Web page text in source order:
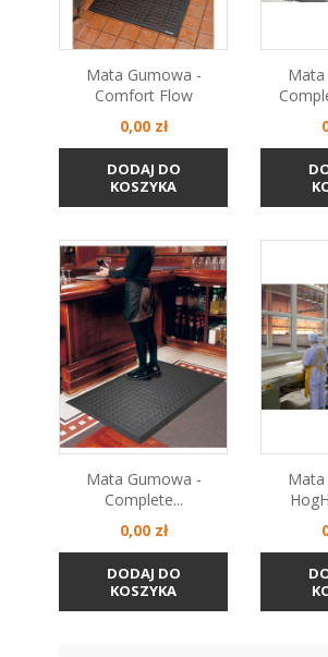
Mata Gumowa -
Comfort Flow
Cena
0,00 zł
DODAJ DO
KOSZYKA
Mata Gumowa -
Complete...
Cena
0,00 zł
DODAJ DO
KOSZYKA